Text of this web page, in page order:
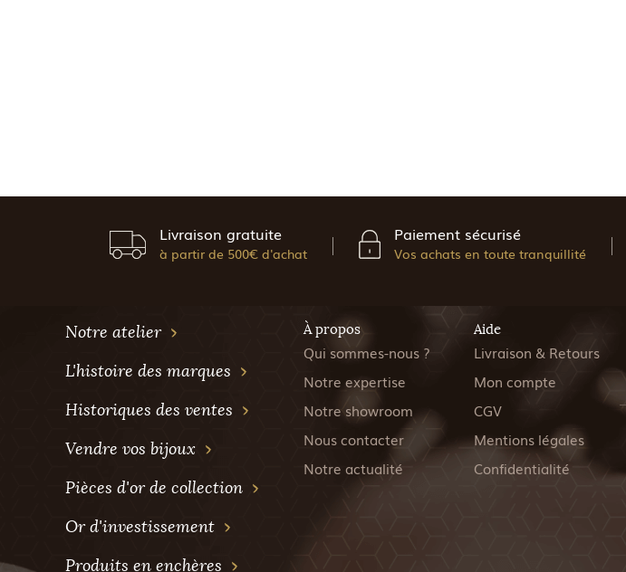
Livraison gratuite
à partir de 500€ d'achat
Paiement sécurisé
Vos achats en toute tranquillité
Notre atelier
L'histoire des marques
Historiques des ventes
Vendre vos bijoux
Pièces d'or de collection
Or d'investissement
Produits en enchères
À propos
Qui sommes-nous ?
Notre expertise
Notre showroom
Nous contacter
Notre actualité
Aide
Livraison & Retours
Mon compte
CGV
Mentions légales
Confidentialité